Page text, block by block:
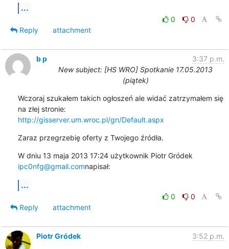
...
0
0
Reply
attachment
b p
3:37 p.m.
New subject: [HS WRO] Spotkanie 17.05.2013
(piątek)
Wczoraj szukałem takich ogłoszeń ale widać zatrzymałem się
http://gisserver.um.wroc.pl/gn/Default.aspx
Zaraz przegrzebię oferty z Twojego źródła.
ipc0nfg@gmail.comnapisał:
...
0
0
Reply
attachment
Piotr Gródek 3:52 p.m.